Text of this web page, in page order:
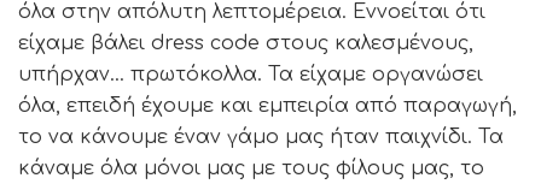
όλα στην απόλυτη λεπτομέρεια. Εννοείται ότι
είχαμε βάλει dress code στους καλεσμένους,
υπήρχαν… πρωτόκολλα. Τα είχαμε οργανώσει
όλα, επειδή έχουμε και εμπειρία από παραγωγή,
το να κάνουμε έναν γάμο μας ήταν παιχνίδι. Τα
κάναμε όλα μόνοι μας με τους φίλους μας, το